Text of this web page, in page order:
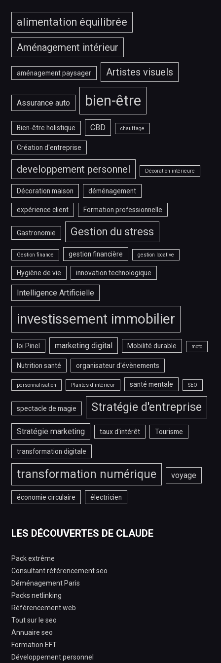
alimentation équilibrée
Aménagement intérieur
aménagement paysager Artistes visuels
Assurance auto bien-être
Bien-être holistique CBD chauffage
Création d'entreprise
developpement personnel Décoration intérieure
Décoration maison déménagement
expérience client Formation professionnelle
Gastronomie Gestion du stress
Gestion finance gestion financière gestion locative
Hygiène de vie innovation technologique
Intelligence Artificielle
investissement immobilier
loi Pinel marketing digital Mobilité durable moto
Nutrition santé organisateur d'évènements
personnalisation Plantes d'intérieur santé mentale SEO
spectacle de magie Stratégie d'entreprise
Stratégie marketing taux d'intérêt Tourisme
transformation digitale
transformation numérique voyage
économie circulaire électricien
LES DÉCOUVERTES DE CLAUDE
Pack extrême
Consultant référencement seo
Déménagement Paris
Packs netlinking
Référencement web
Tout sur le seo
Annuaire seo
Formation EFT
Développement personnel